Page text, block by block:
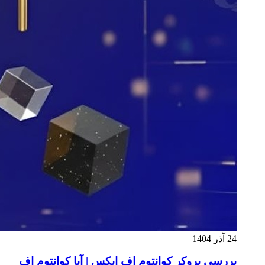
24 آذر 1404
بررسی بروکر کوانتوم اف ایکس | آیا کوانتوم اف